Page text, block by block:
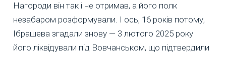
Нагороди він так і не отримав, а його полк
незабаром розформували. І ось, 16 років потому,
Ібрашева згадали знову — 3 лютого 2025 року
його ліквідували під Вовчанськом, що підтвердили